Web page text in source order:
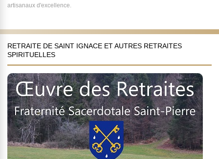
artisanaux d'excellence.
RETRAITE DE SAINT IGNACE ET AUTRES RETRAITES
SPIRITUELLES